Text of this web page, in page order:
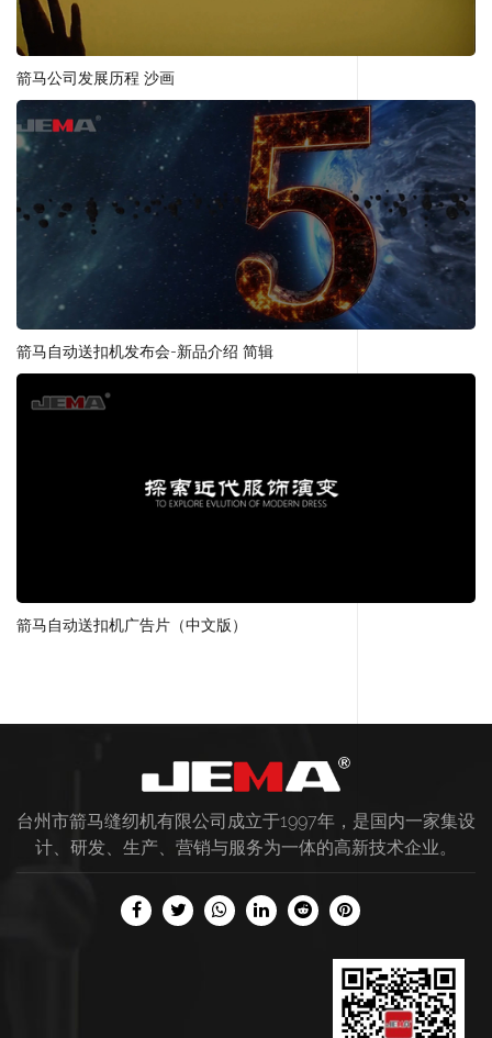
箭马公司发展历程 沙画
箭马自动送扣机发布会-新品介绍 简辑
箭马自动送扣机广告片（中文版）
台州市箭马缝纫机有限公司成立于1997年，是国内一家集设
计、研发、生产、营销与服务为一体的高新技术企业。